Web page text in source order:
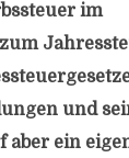
im
und
ein